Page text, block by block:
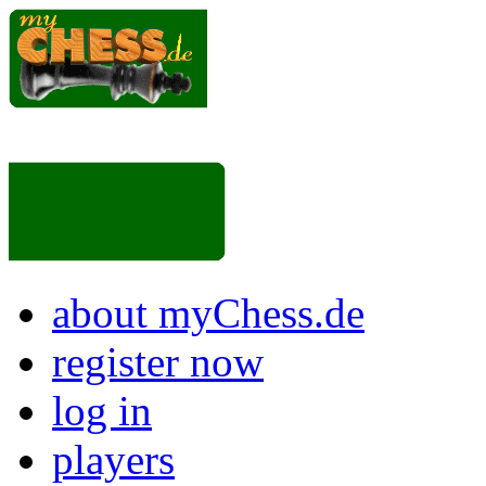
about myChess.de
register now
log in
players